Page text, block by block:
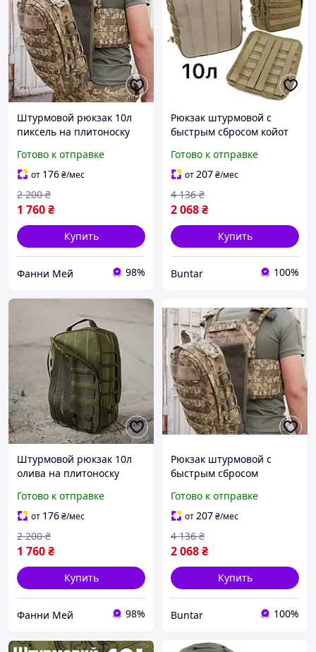
Штурмовой рюкзак 10л
пиксель на плитоноску
рюкзак на молли с
быстрым сбросом
Готово к отправке
от 176₴/мес
1 760₴
2 200 ₴
Купить
Фанни Мей 98%
Рюкзак штурмовой с
быстрым сбросом койот
Готово к отправке
от207₴/мес
2 068₴
4 136 ₴
Купить
Buntar 100%
Штурмовой рюкзак 10л
олива на плитоноску
рюкзак на молли с
быстрым сбросом
Готово к отправке
от 176₴/мес
1 760₴
2 200 ₴
Купить
Фанни Мей 98%
Рюкзак штурмовой с
быстрым сбросом
BUN-151
Готово к отправке
от207₴/мес
2 068₴
4 136 ₴
Купить
Buntar 100%